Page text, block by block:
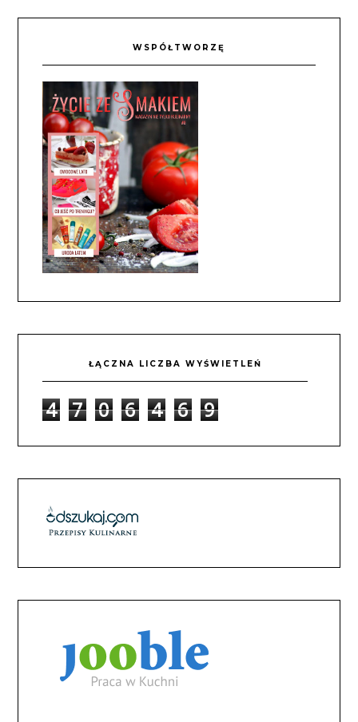
WSPÓŁTWORZĘ
ŁĄCZNA LICZBA WYŚWIETLEŃ
4 7 0 6 4 6 9